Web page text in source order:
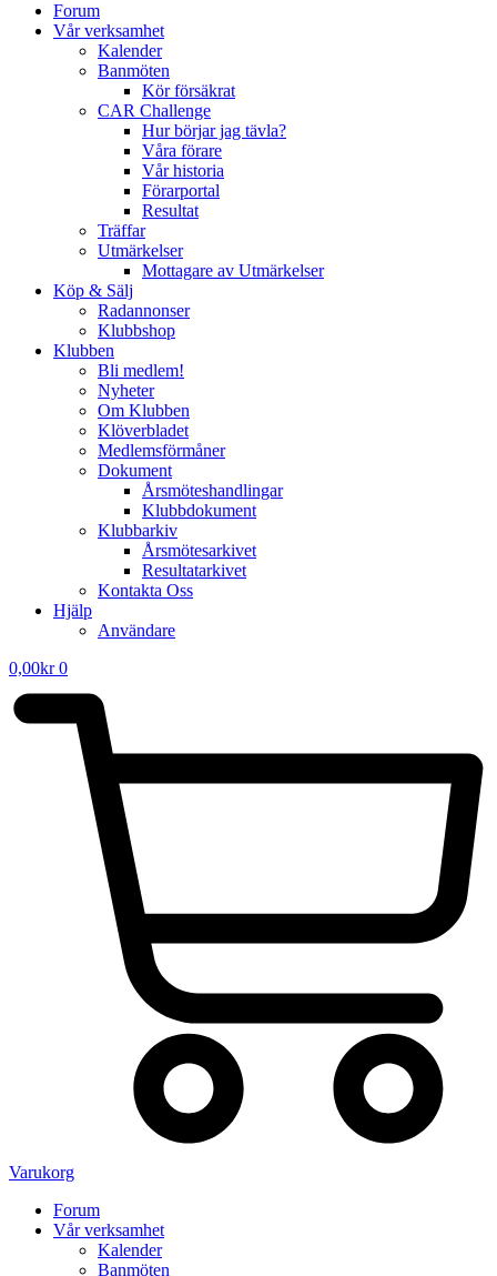
Forum
Vår verksamhet
Kalender
Banmöten
Kör försäkrat
CAR Challenge
Hur börjar jag tävla?
Våra förare
Vår historia
Förarportal
Resultat
Träffar
Utmärkelser
Mottagare av Utmärkelser
Köp & Sälj
Radannonser
Klubbshop
Klubben
Bli medlem!
Nyheter
Om Klubben
Klöverbladet
Medlemsförmåner
Dokument
Årsmöteshandlingar
Klubbdokument
Klubbarkiv
Årsmötesarkivet
Resultatarkivet
Kontakta Oss
Hjälp
Användare
0,00kr 0
Varukorg
Forum
Vår verksamhet
Kalender
Banmöten